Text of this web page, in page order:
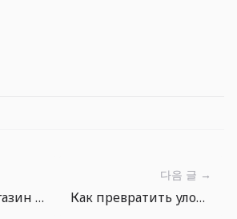
Как читать Магазин The Big One: наживка и камни без давления
다음 글 →
Как превратить улов в походную кухню в The Big One